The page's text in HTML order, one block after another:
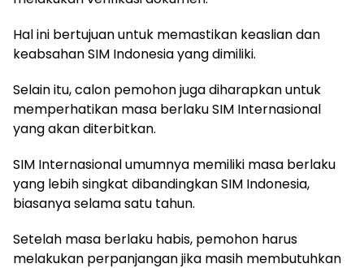
Hal ini bertujuan untuk memastikan keaslian dan
keabsahan SIM Indonesia yang dimiliki.
Selain itu, calon pemohon juga diharapkan untuk
memperhatikan masa berlaku SIM Internasional
yang akan diterbitkan.
SIM Internasional umumnya memiliki masa berlaku
yang lebih singkat dibandingkan SIM Indonesia,
biasanya selama satu tahun.
Setelah masa berlaku habis, pemohon harus
melakukan perpanjangan jika masih membutuhkan